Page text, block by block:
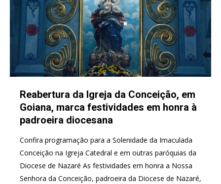
Reabertura da Igreja da Conceição, em
Goiana, marca festividades em honra à
padroeira diocesana
Confira programação para a Solenidade da Imaculada
Conceição na Igreja Catedral e em outras paróquias da
Diocese de Nazaré As festividades em honra a Nossa
Senhora da Conceição, padroeira da Diocese de Nazaré,